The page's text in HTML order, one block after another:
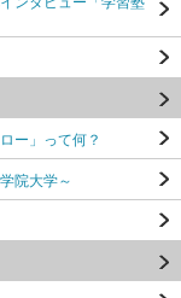
ー」って何？
院大学～